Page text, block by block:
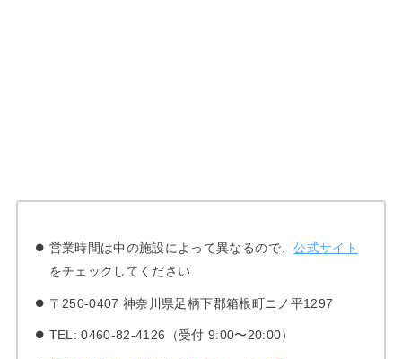
営業時間は中の施設によって異なるので、公式サイト
をチェックしてください
〒250-0407 神奈川県足柄下郡箱根町ニノ平1297
TEL: 0460-82-4126（受付 9:00〜20:00）